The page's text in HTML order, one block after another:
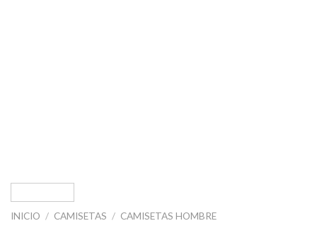
INICIO / CAMISETAS / CAMISETAS HOMBRE